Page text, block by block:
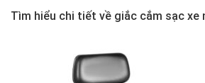
Tìm hiểu chi tiết về giắc cắm sạc xe